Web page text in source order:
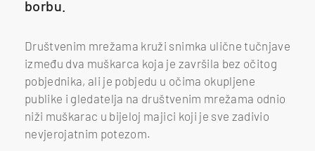
borbu.
Društvenim mrežama kruži snimka ulične tučnjave
između dva muškarca koja je završila bez očitog
pobjednika, ali je pobjedu u očima okupljene
publike i gledatelja na društvenim mrežama odnio
niži muškarac u bijeloj majici koji je sve zadivio
nevjerojatnim potezom.